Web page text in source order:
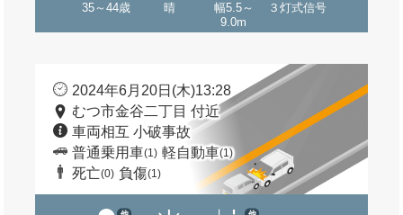
35～44歳 晴
幅5.5～
9.0m
３灯式信号
2024年6月20日(木)13:28
むつ市金谷二丁目 付近
車両相互 小破事故
普通乗用車(1) 軽自動車(1)
死亡(0) 負傷(1)